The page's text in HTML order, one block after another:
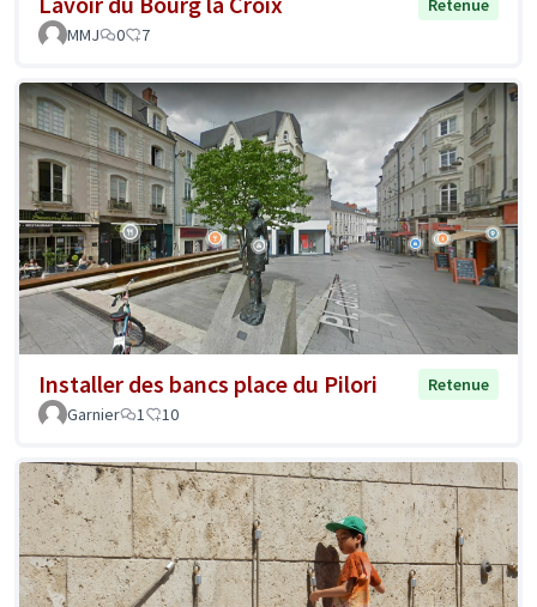
Retenue
MMJ
0 7
Installer des bancs place du Pilori
Retenue
Garnier
1 10